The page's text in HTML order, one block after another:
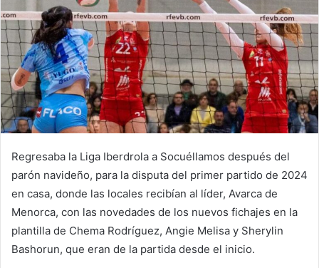
Regresaba la Liga Iberdrola a Socuéllamos después del
parón navideño, para la disputa del primer partido de 2024
en casa, donde las locales recibían al líder, Avarca de
Menorca, con las novedades de los nuevos fichajes en la
plantilla de Chema Rodríguez, Angie Melisa y Sherylin
Bashorun, que eran de la partida desde el inicio.